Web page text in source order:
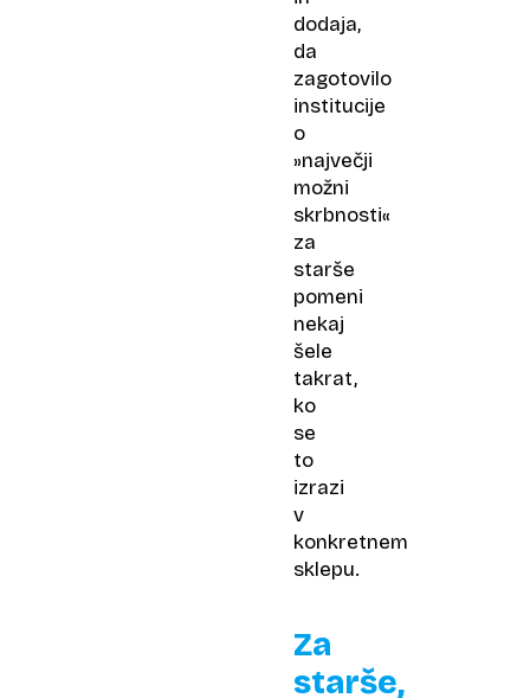
dodaja,
da
zagotovilo
institucije
o
»največji
možni
skrbnosti«
za
starše
pomeni
nekaj
šele
takrat,
ko
se
to
izrazi
v
konkretnem
sklepu.
Za
starše,